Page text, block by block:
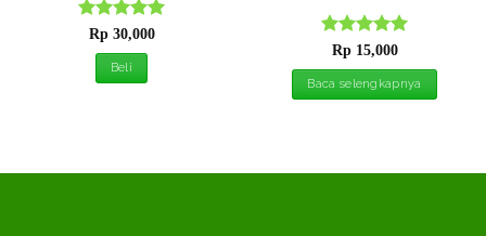
Dinilai5
dari 5
Rp30,000
Beli
Dinilai5
dari 5
Rp15,000
Baca selengkapnya